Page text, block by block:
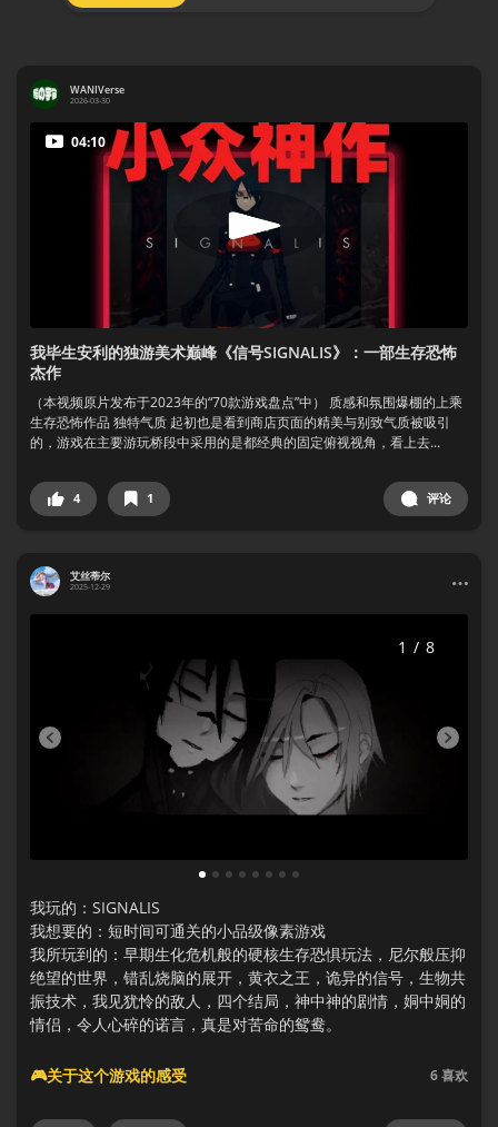
WANIVerse
2026-03-30
04:10
我毕生安利的独游美术巅峰《信号SIGNALIS》：一部生存恐怖
杰作
（本视频原片发布于2023年的“70款游戏盘点”中） 质感和氛围爆棚的上乘
生存恐怖作品 独特气质 起初也是看到商店页面的精美与别致气质被吸引
的，游戏在主要游玩桥段中采用的是都经典的固定俯视视角，看上去...
4 1 评论
艾丝蒂尔
2025-12-29
1 2 3 4 5 6 7 8
1 / 8
我玩的：SIGNALIS
我想要的：短时间可通关的小品级像素游戏
我所玩到的：早期生化危机般的硬核生存恐惧玩法，尼尔般压抑
绝望的世界，错乱烧脑的展开，黄衣之王，诡异的信号，生物共
振技术，我见犹怜的敌人，四个结局，神中神的剧情，姛中姛的
情侣，令人心碎的诺言，真是对苦命的鸳鸯。
🎮关于这个游戏的感受 6喜欢